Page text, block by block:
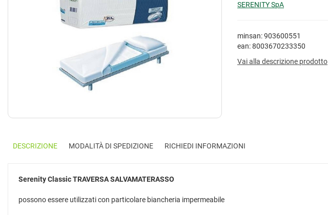
SERENITY SpA
minsan: 903600551
ean: 8003670233350
Vai alla descrizione prodotto
DESCRIZIONE MODALITÀ DI SPEDIZIONE RICHIEDI INFORMAZIONI
Serenity ClassicTRAVERSA SALVAMATERASSO
possono essere utilizzati con particolare biancheria impermeabile